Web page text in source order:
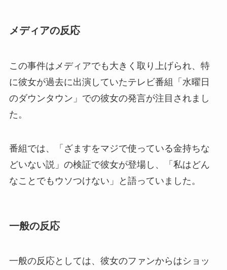
メディアの反応
この事件はメディアでも大きく取り上げられ、特
に彼女が過去に出演していたテレビ番組「水曜日
のダウンタウン」での彼女の発言が注目されまし
た。
番組では、「ざますをマジで使っている金持ちな
どいない説」の検証で彼女が登場し、「私はどん
なことでもウソつけない」と語っていました。
一般の反応
一般の反応としては、彼女のファンからはショッ